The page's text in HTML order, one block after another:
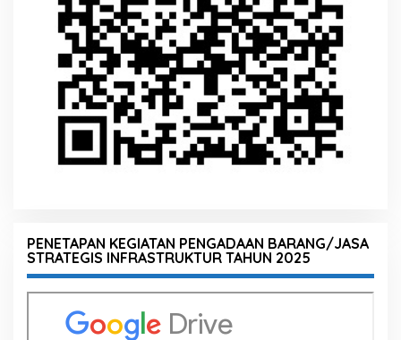
PENETAPAN KEGIATAN PENGADAAN BARANG/JASA
STRATEGIS INFRASTRUKTUR TAHUN 2025